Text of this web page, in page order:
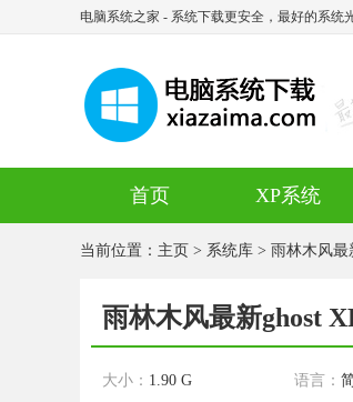
电脑系统之家 - 系统下载更安全，最好的系统
首页 XP系统
当前位置： 主页 > 系统库 > 雨林木风最
雨林木风最新ghost
大小： 1.90 G 语言：